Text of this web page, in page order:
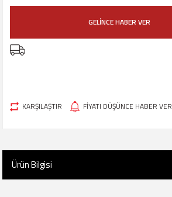
GELİNCE HABER VER
KARŞILAŞTIR FİYATI DÜŞÜNCE HABER VER
Ürün Bilgisi